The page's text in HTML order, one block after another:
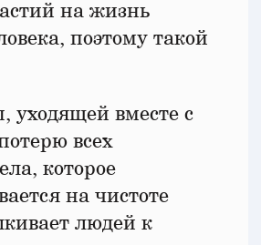
на жизнь
поэтому такой
уходящей вместе с
всех
которое
на чистоте
людей к